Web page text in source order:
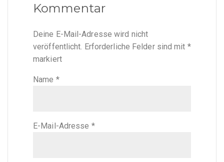
Kommentar
Deine E-Mail-Adresse wird nicht
veröffentlicht. Erforderliche Felder sind mit *
markiert
Name *
E-Mail-Adresse *